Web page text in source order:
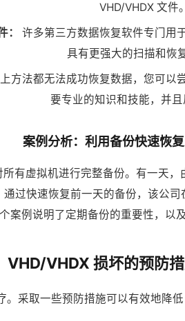
VHD/VHDX 文件。
许多第三方数据恢复软件专门用
具有更强大的扫描和恢
方法都无法成功恢复数据，您可以
要专业的知识和技能，并且
案例分析：利用备份快速恢
有虚拟机进行完整备份。有一天
通过快速恢复前一天的备份，该公
案例说明了定期备份的重要性，以
VHD/VHDX 损坏的预防
。采取一些预防措施可以有效地降低